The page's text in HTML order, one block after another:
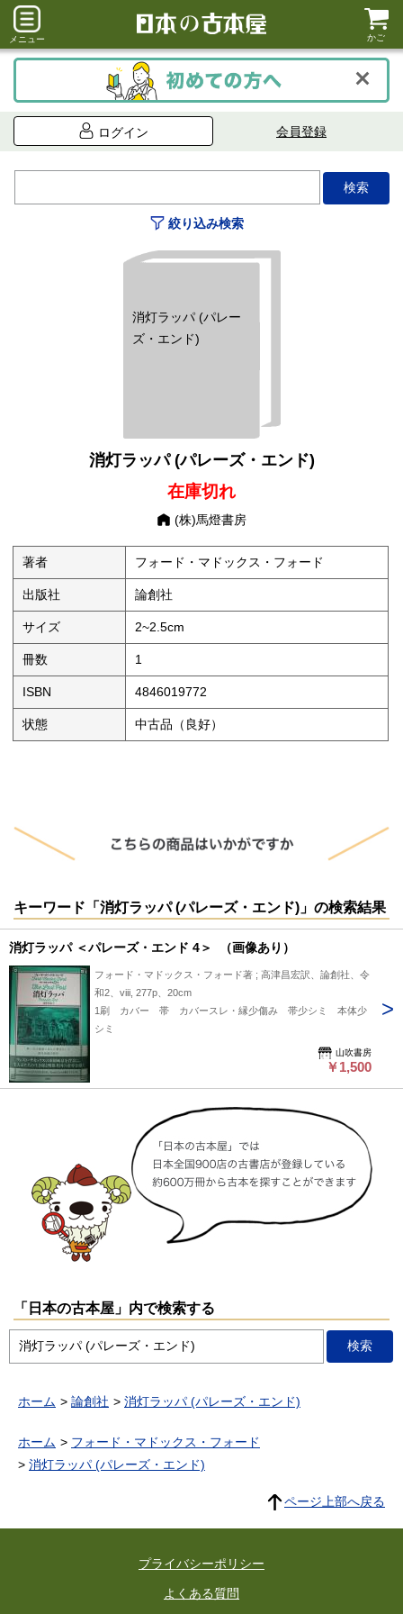
メニュー かご
ログイン 会員登録
絞り込み検索
消灯ラッパ (パレー
ズ・エンド)
消灯ラッパ (パレーズ・エンド)
在庫切れ
(株)馬燈書房
著者 フォード・マドックス・フォード
出版社 論創社
サイズ 2~2.5cm
冊数 1
ISBN 4846019772
状態 中古品（良好）
キーワード「消灯ラッパ (パレーズ・エンド)」の検索結果
消灯ラッパ ＜パレーズ・エンド 4＞ （画像あり）
フォード・マドックス・フォード著 ; 高津昌宏訳、論創社、令
和2、viii, 277p、20cm
1刷 カバー 帯 カバースレ・縁少傷み 帯少シミ 本体少
シミ
山吹書房
￥1,500
「日本の古本屋」内で検索する
ホーム 論創社 消灯ラッパ (パレーズ・エンド)
ホーム
フォード・マドックス・フォード
消灯ラッパ (パレーズ・エンド)
ページ上部へ戻る
プライバシーポリシー
よくある質問